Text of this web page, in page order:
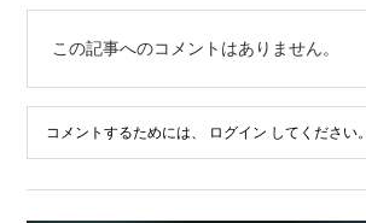
この記事へのコメントはありません。
コメントするためには、 ログイン してください。